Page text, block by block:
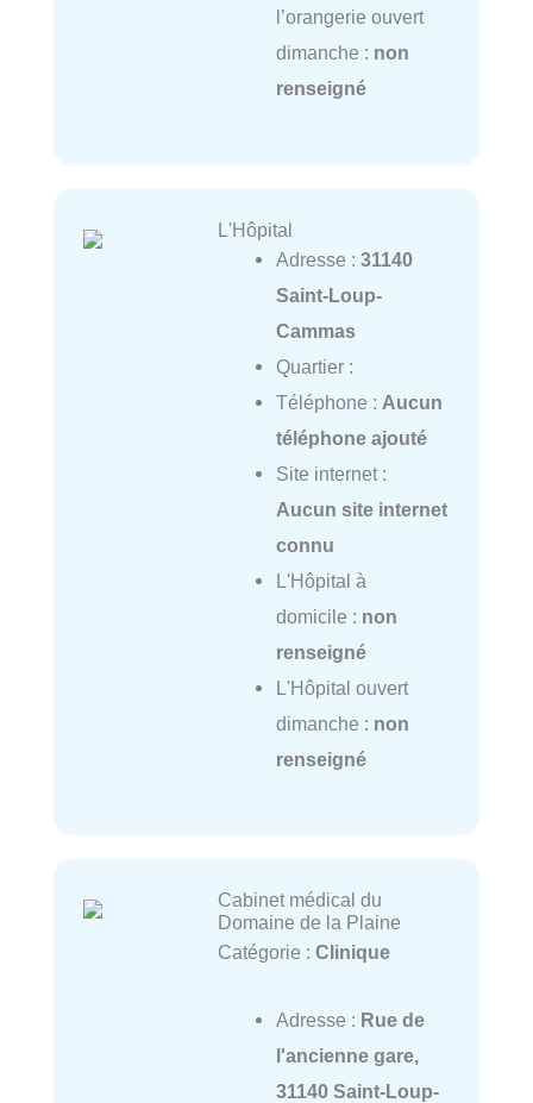
l’orangerie ouvert
dimanche : non
renseigné
L'Hôpital
Adresse : 31140
Saint-Loup-
Cammas
Quartier :
Téléphone : Aucun
téléphone ajouté
Site internet :
Aucun site internet
connu
L'Hôpital à
domicile : non
renseigné
L'Hôpital ouvert
dimanche : non
renseigné
Cabinet médical du
Domaine de la Plaine
Catégorie : Clinique
Adresse : Rue de
l'ancienne gare,
31140 Saint-Loup-